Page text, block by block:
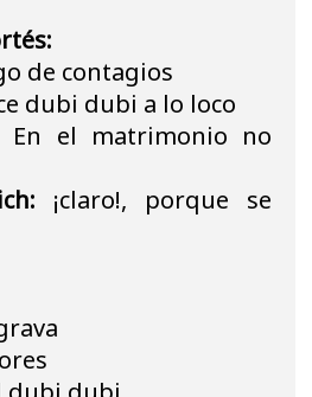
de contagios
dubi dubi a lo loco
En el matrimonio no
¡claro!, porque se